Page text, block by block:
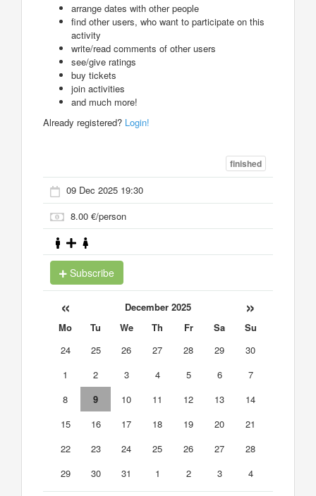
arrange dates with other people
find other users, who want to participate on this
activity
write/read comments of other users
see/give ratings
buy tickets
join activities
and much more!
Already registered? Login!
finished
09 Dec 2025 19:30
8.00 €/person
Subscribe
« December 2025 »
Mo Tu We Th Fr Sa
Su
24
25 26 27 28 29
30
1
2 3 4 5 6
7
8
9 10 11 12 13
14
15
16 17 18 19 20
21
22
23 24 25 26 27
28
29
30 31 1 2 3 4